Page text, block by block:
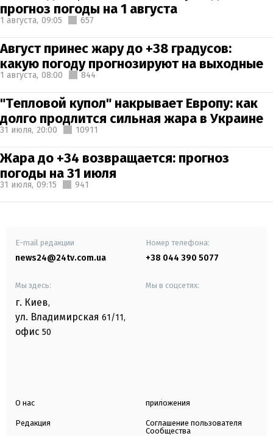
прогноз погоды на 1 августа
1 августа, 09:05 657
Август принес жару до +38 градусов:
какую погоду прогнозируют на выходные
1 августа, 08:00 844
"Тепловой купол" накрывает Европу: как
долго продлится сильная жара в Украине
31 июля, 20:00 10911
Жара до +34 возвращается: прогноз
погоды на 31 июля
31 июля, 09:15 941
E-mail редакции
news24@24tv.com.ua
Номер телефона:
+38 044 390 5077
Мы здесь:
г. Киев,
ул. Владимирская 61/11,
офис 50
Мы в соцсетях:
О нас
Редакция
приложения
Соглашение пользователя
Сообщества